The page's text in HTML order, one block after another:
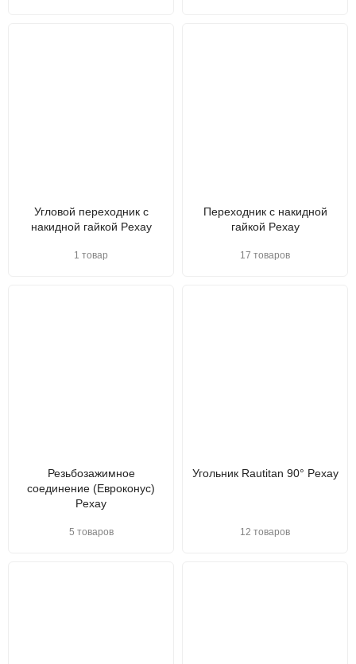
Угловой переходник с
накидной гайкой Pexay
1 товар
Переходник с накидной
гайкой Pexay
17 товаров
Резьбозажимное
соединение (Евроконус)
Pexay
5 товаров
Угольник Rautitan 90° Pexay
12 товаров